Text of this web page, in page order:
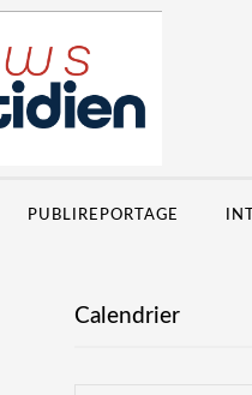
PUBLIREPORTAGE
Calendrier